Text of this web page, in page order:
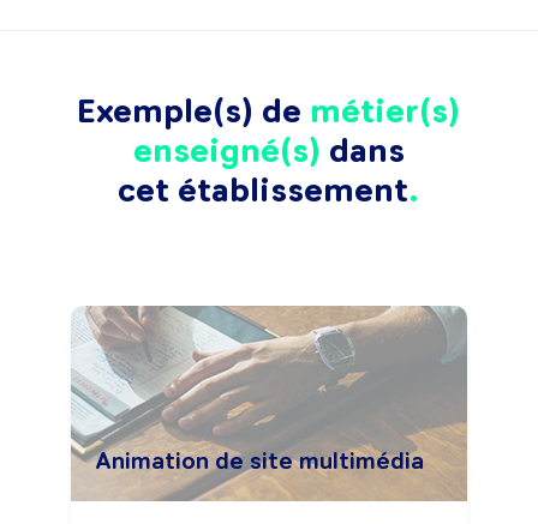
Exemple(s) de métier(s)
enseigné(s) dans
cet établissement
Animation de site multimédia